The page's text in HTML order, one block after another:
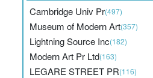
Cambridge Univ Pr(497)
Museum of Modern Art(357)
Lightning Source Inc(182)
Modern Art Pr Ltd(163)
LEGARE STREET PR(116)